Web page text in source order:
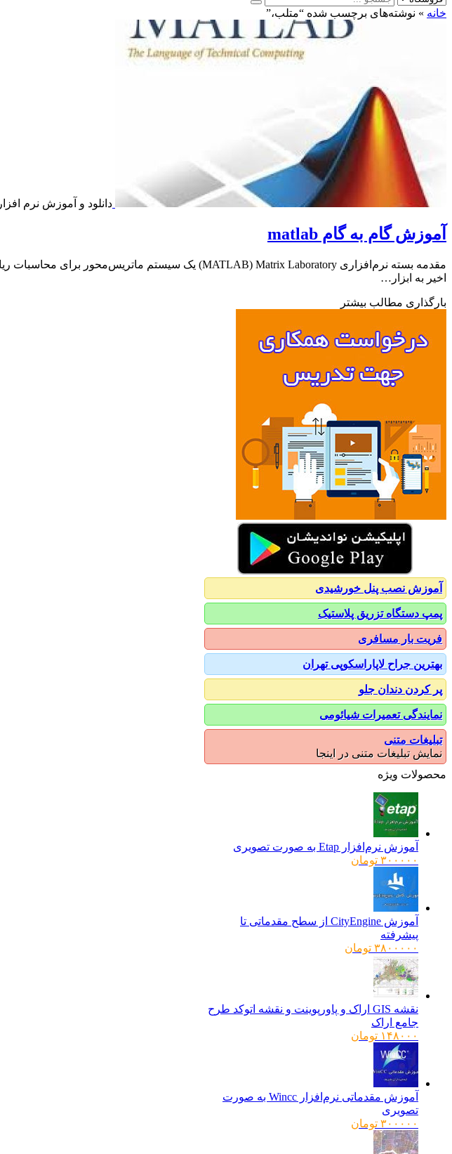
خانه » نوشته‌های برچسب شده “متلب،”
دانلود و آموزش نرم افزار
آموزش گام به گام matlab
اخیر به ابزار…
بارگذاری مطالب بیشتر
آموزش نصب پنل خورشیدی
پمپ دستگاه تزریق پلاستیک
فریت بار مسافری
بهترین جراح لاپاراسکوپی تهران
پر کردن دندان جلو
نمایندگی تعمیرات شیائومی
تبلیغات متنی
نمایش تبلیغات متنی در اینجا
محصولات ویژه
آموزش نرم‌افزار Etap به صورت تصویری
۳۰۰۰۰۰ تومان
آموزش CityEngine از سطح مقدماتی تا
پیشرفته
۳۸۰۰۰۰۰ تومان
نقشه GIS اراک و پاورپوینت و نقشه اتوکد طرح
جامع اراک
۱۴۸۰۰۰ تومان
آموزش مقدماتی نرم‌افزار Wincc به صورت
تصویری
۳۰۰۰۰۰ تومان